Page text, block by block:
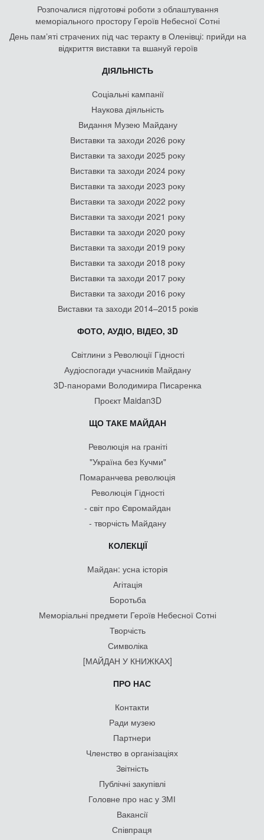
Розпочалися підготовчі роботи з облаштування
меморіального простору Героїв Небесної Сотні
День памʼяті страчених під час теракту в Оленівці: прийди на
відкриття виставки та вшануй героїв
ДІЯЛЬНІСТЬ
Соціальні кампанії
Наукова діяльність
Видання Музею Майдану
Виставки та заходи 2026 року
Виставки та заходи 2025 року
Виставки та заходи 2024 року
Виставки та заходи 2023 року
Виставки та заходи 2022 року
Виставки та заходи 2021 року
Виставки та заходи 2020 року
Виставки та заходи 2019 року
Виставки та заходи 2018 року
Виставки та заходи 2017 року
Виставки та заходи 2016 року
Виставки та заходи 2014–2015 років
ФОТО, АУДІО, ВІДЕО, 3D
Світлини з Революції Гідності
Аудіоспогади учасників Майдану
3D-панорами Володимира Писаренка
Проєкт Maidan3D
ЩО ТАКЕ МАЙДАН
Революція на граніті
"Україна без Кучми"
Помаранчева революція
Революція Гідності
- світ про Євромайдан
- творчість Майдану
КОЛЕКЦІЇ
Майдан: усна історія
Агітація
Боротьба
Меморіальні предмети Героїв Небесної Сотні
Творчість
Символіка
[МАЙДАН У КНИЖКАХ]
ПРО НАС
Контакти
Ради музею
Партнери
Членство в організаціях
Звітність
Публічні закупівлі
Головне про нас у ЗМІ
Вакансії
Співпраця